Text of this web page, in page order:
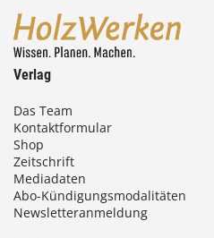
Verlag
Das Team
Kontaktformular
Shop
Zeitschrift
Mediadaten
Abo-Kündigungsmodalitäten
Newsletteranmeldung